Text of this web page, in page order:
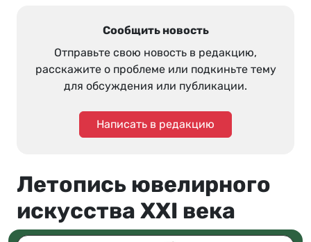
Сообщить новость
Отправьте свою новость в редакцию,
расскажите о проблеме или подкиньте тему
для обсуждения или публикации.
Написать в редакцию
Летопись ювелирного
искусства XXI века